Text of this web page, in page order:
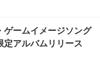
ームイメージソング
アルバムリリース